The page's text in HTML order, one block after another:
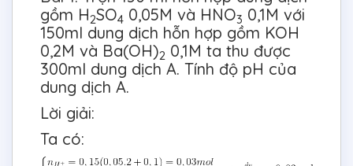
gồm H2SO4 0,05M và HNO3 0,1M với
150ml dung dịch hỗn hợp gồm KOH
0,2M và Ba(OH)2 0,1M ta thu được
300ml dung dịch A. Tính độ pH của
dung dịch A.
Lời giải:
Ta có: